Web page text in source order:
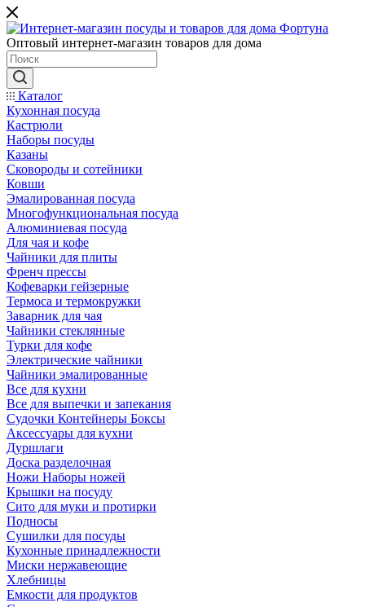
Оптовый интернет-магазин товаров для дома
Каталог
Кухонная посуда
Кастрюли
Наборы посуды
Казаны
Сковороды и сотейники
Ковши
Эмалированная посуда
Многофункциональная посуда
Алюминиевая посуда
Для чая и кофе
Чайники для плиты
Френч прессы
Кофеварки гейзерные
Термоса и термокружки
Заварник для чая
Чайники стеклянные
Турки для кофе
Электрические чайники
Чайники эмалированные
Все для кухни
Все для выпечки и запекания
Судочки Контейнеры Боксы
Аксессуары для кухни
Дуршлаги
Доска разделочная
Ножи Наборы ножей
Крышки на посуду
Сито для муки и протирки
Подносы
Сушилки для посуды
Кухонные принадлежности
Миски нержавеющие
Хлебницы
Емкости для продуктов